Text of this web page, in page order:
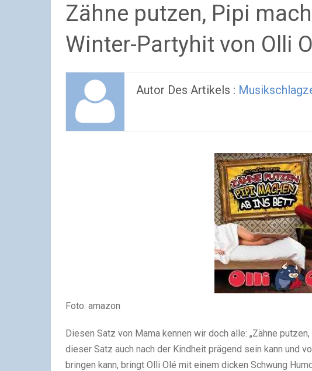
Zähne putzen, Pipi
Winter-Partyhit von Olli
Autor Des Artikels :
Foto: amazon
Diesen Satz von Mama kennen wir doch alle: „Zähne
dieser Satz auch nach der Kindheit prägend sein kann und
bringen kann, bringt Olli Olé mit einem dicken Schwung